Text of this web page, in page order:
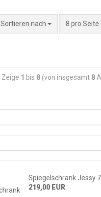
Sortieren nach 8 pro Seite
Zeige 1 bis 8 (von insgesamt 8
Spiegelschrank Jessy
219,00 EUR